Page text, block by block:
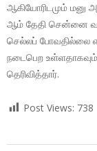
ஆகியோரிடமும் மனு
ஆம் தேதி சென்னை
செல்லப் போவதில்லை
நடைபெற உள்ளதாகவும்
தெரிவித்தார்.
Post Views: 738